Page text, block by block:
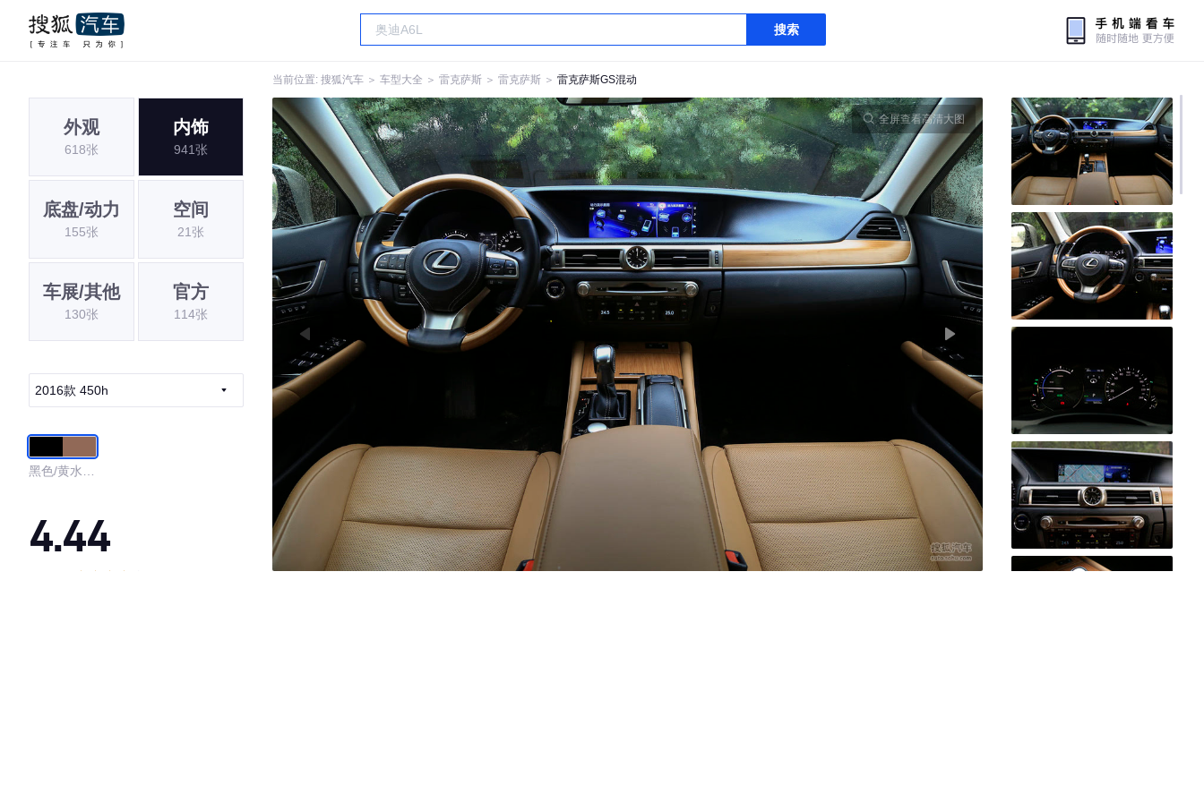
搜索
当前位置: 搜狐汽车 ＞ 车型大全 ＞ 雷克萨斯 ＞ 雷克萨斯 ＞ 雷克萨斯GS混动
外观
618张
内饰
941张
底盘/动力
155张
空间
21张
车展/其他
130张
官方
114张
2016款 450h
黑色/黄水晶
4.44
全屏查看高清大图